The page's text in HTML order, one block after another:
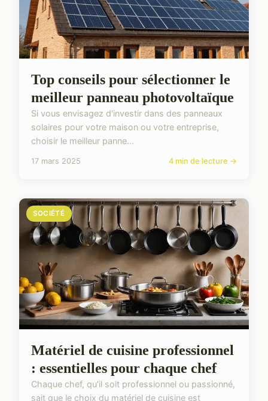
Top conseils pour sélectionner le
meilleur panneau photovoltaïque
Si vous envisagez d'investir dans des panneaux
solaires pour votre maison ou votre entreprise,
choisir le meilleur panne...
17 mars 2025 4 min de lecture →
SOCIÉTÉ
Matériel de cuisine professionnel
: essentielles pour chaque chef
Chaque chef, qu'il soit professionnel ou passionné,
sait que le choix du matériel de cuisine est